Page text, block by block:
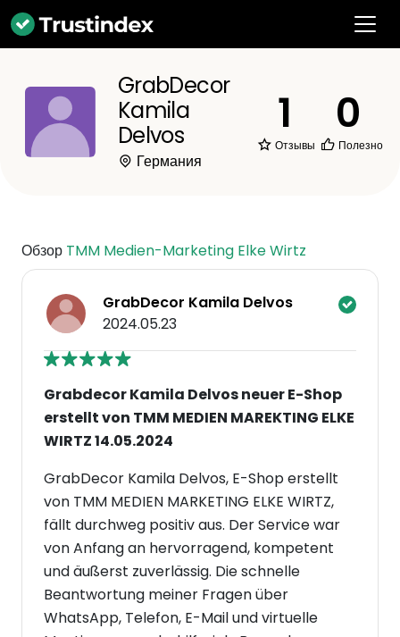
GrabDecor
Kamila
Delvos
Германия
1
Отзывы
0
Полезно
Обзор TMM Medien-Marketing Elke Wirtz
GrabDecor Kamila Delvos
2024.05.23
Grabdecor Kamila Delvos neuer E-Shop
erstellt von TMM MEDIEN MAREKTING ELKE
WIRTZ 14.05.2024
GrabDecor Kamila Delvos, E-Shop erstellt
von TMM MEDIEN MARKETING ELKE WIRTZ,
fällt durchweg positiv aus. Der Service war
von Anfang an hervorragend, kompetent
und äußerst zuverlässig. Die schnelle
Beantwortung meiner Fragen über
WhatsApp, Telefon, E-Mail und virtuelle